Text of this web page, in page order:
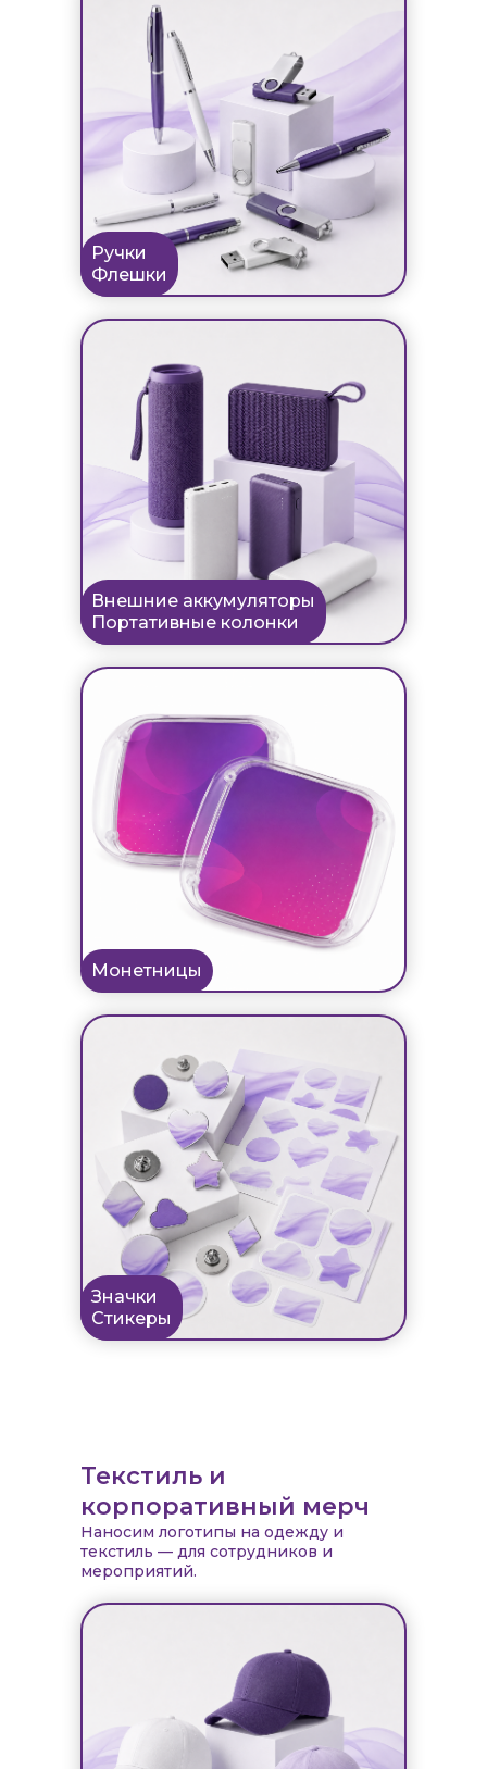
Текстиль и
корпоративный мерч
Наносим логотипы на одежду и
текстиль — для сотрудников и
мероприятий.
Ручки
Флешки
Внешние аккумуляторы
Портативные колонки
Монетницы
Значки
Стикеры